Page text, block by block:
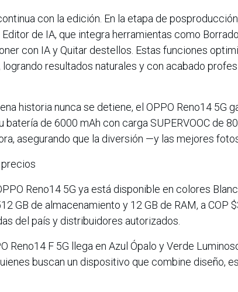
con la edición. En la etapa de
de IA, que integra herramientas como
con IA y Quitar destellos. Estas funciones
logrando resultados naturales y con acabado
historia nunca se detiene, el OPPO Reno14 5G
batería de 6000 mAh con carga SUPERVOOC de
asegurando que la diversión —y las mejores
Reno14 5G ya está disponible en colores
GB de almacenamiento y 12 GB de RAM, a COP
del país y distribuidores autorizados.
Reno14 F 5G llega en Azul Ópalo y Verde
buscan un dispositivo que combine diseño,